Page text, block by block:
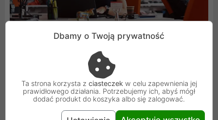
Łatwa budowa wysokiej prędkości sieci
Dbamy o Twoją prywatność
Ta strona korzysta z ciasteczek w celu zapewnienia jej
prawidłowego działania. Potrzebujemy ich, abyś mógł
dodać produkt do koszyka albo się zalogować.